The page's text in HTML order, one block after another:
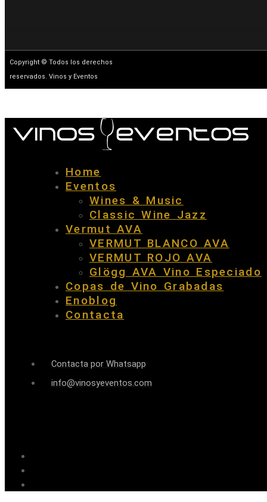
Copyright © Todos los derechos
reservados. Vinos y Eventos
Home
Eventos
Wines & Music
Classic Wine Jazz
Vermut AVA
VERMUT BLANCO AVA
VERMUT ROJO AVA
Glögg AVA Vino Especiado
Copas de Vino Grabadas
Enoblog
Contacta
Contacta por Whatsapp
info@vinosyeventos.com